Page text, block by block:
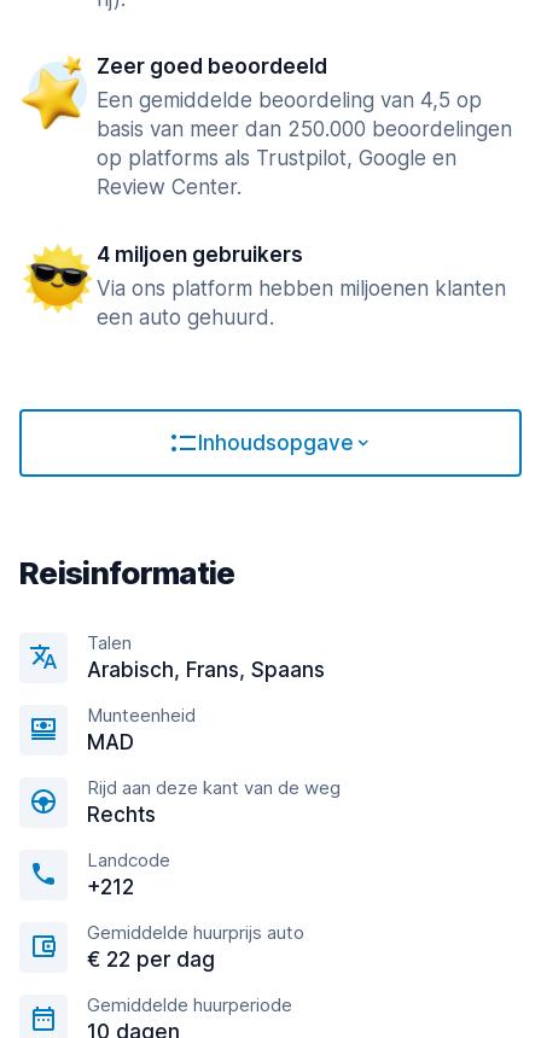
Zeer goed beoordeeld
Een gemiddelde beoordeling van 4,5 op
basis van meer dan 250.000 beoordelingen
op platforms als Trustpilot, Google en
Review Center.
4 miljoen gebruikers
Via ons platform hebben miljoenen klanten
een auto gehuurd.
Inhoudsopgave
Reisinformatie
Talen
Arabisch, Frans, Spaans
Munteenheid
MAD
Rijd aan deze kant van de weg
Rechts
Landcode
+212
Gemiddelde huurprijs auto
€ 22 per dag
Gemiddelde huurperiode
10 dagen